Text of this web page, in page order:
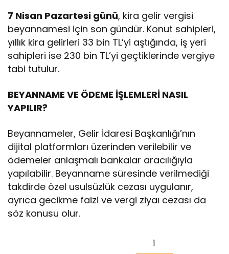
7 Nisan Pazartesi günü, kira gelir vergisi
beyannamesi için son gündür. Konut sahipleri,
yıllık kira gelirleri 33 bin TL’yi aştığında, iş yeri
sahipleri ise 230 bin TL’yi geçtiklerinde vergiye
tabi tutulur.
BEYANNAME VE ÖDEME İŞLEMLERİ NASIL
YAPILIR?
Beyannameler, Gelir İdaresi Başkanlığı’nın
dijital platformları üzerinden verilebilir ve
ödemeler anlaşmalı bankalar aracılığıyla
yapılabilir. Beyanname süresinde verilmediği
takdirde özel usulsüzlük cezası uygulanır,
ayrıca gecikme faizi ve vergi ziyaı cezası da
söz konusu olur.
1